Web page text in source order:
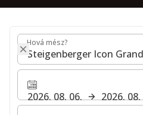
Hová mész?
Hová mész?
2026. 08. 06.
2026. 08.
Válassza ki a szobák és a